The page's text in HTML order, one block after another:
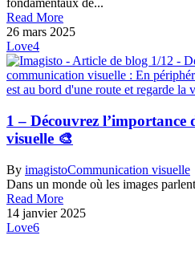
fondamentaux de...
Read More
26 mars 2025
Love4
1 – Découvrez l’importance
visuelle 🎨
By imagistoCommunication visuelle
Dans un monde où les images
Read More
14 janvier 2025
Love6